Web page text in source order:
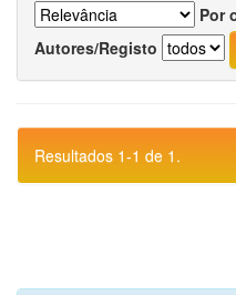
Por
Autores/Registo
Resultados 1-1 de 1.